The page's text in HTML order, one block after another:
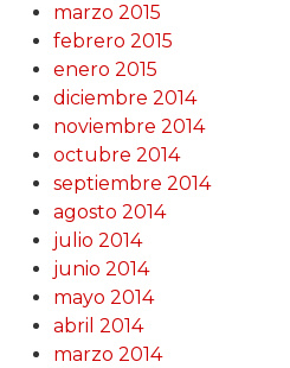
marzo 2015
febrero 2015
enero 2015
diciembre 2014
noviembre 2014
octubre 2014
septiembre 2014
agosto 2014
julio 2014
junio 2014
mayo 2014
abril 2014
marzo 2014